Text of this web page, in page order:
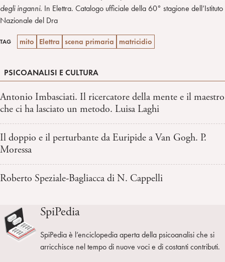
degli inganni. In Elettra. Catalogo ufficiale della 60° stagione dell’Istituto
Nazionale del Dra
TAG mito Elettra scena primaria matricidio
PSICOANALISI E CULTURA
Antonio Imbasciati. Il ricercatore della mente e il maestro
che ci ha lasciato un metodo. Luisa Laghi
Il doppio e il perturbante da Euripide a Van Gogh. P.
Moressa
Roberto Speziale-Bagliacca di N. Cappelli
SpiPedia
SpiPedia è l’enciclopedia aperta della psicoanalisi che si
arricchisce nel tempo di nuove voci e di costanti contributi.